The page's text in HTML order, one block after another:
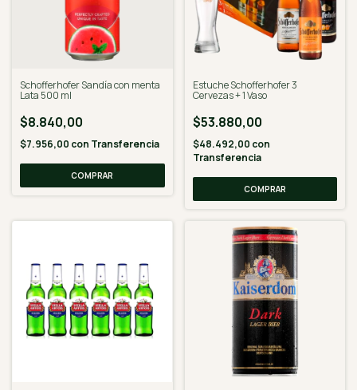
Schofferhofer Sandía con menta
Lata 500 ml
$8.840,00
$7.956,00 con Transferencia
Estuche Schofferhofer 3
Cervezas + 1 Vaso
$53.880,00
$48.492,00 con
Transferencia